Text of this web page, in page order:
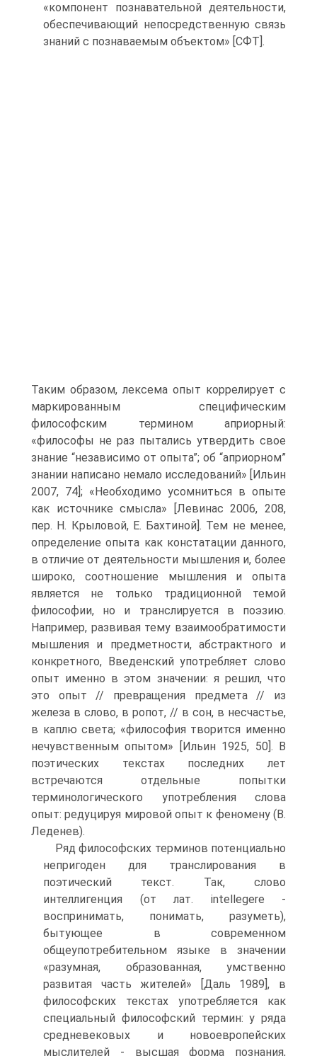
«компонент познавательной деятельности,
обеспечивающий непосредственную связь
знаний с познаваемым объектом» [СФТ].
Таким образом, лексема опыт коррелирует с
маркированным специфическим
философским термином априорный:
«философы не раз пытались утвердить свое
знание “независимо от опыта”; об “априорном”
знании написано немало исследований» [Ильин
2007, 74]; «Необходимо усомниться в опыте
как источнике смысла» [Левинас 2006, 208,
пер. Н. Крыловой, Е. Бахтиной]. Тем не менее,
определение опыта как констатации данного,
в отличие от деятельности мышления и, более
широко, соотношение мышления и опыта
является не только традиционной темой
философии, но и транслируется в поэзию.
Например, развивая тему взаимообратимости
мышления и предметности, абстрактного и
конкретного, Введенский употребляет слово
опыт именно в этом значении: я решил, что
это опыт // превращения предмета // из
железа в слово, в ропот, // в сон, в несчастье,
в каплю света; «философия творится именно
нечувственным опытом» [Ильин 1925, 50]. В
поэтических текстах последних лет
встречаются отдельные попытки
терминологического употребления слова
опыт: редуцируя мировой опыт к феномену (В.
Леденев).
Ряд философских терминов потенциально
непригоден для транслирования в
поэтический текст. Так, слово
интеллигенция (от лат. intellegere -
воспринимать, понимать, разуметь),
бытующее в современном
общеупотребительном языке в значении
«разумная, образованная, умственно
развитая часть жителей» [Даль 1989], в
философских текстах употребляется как
специальный философский термин: у ряда
средневековых и новоевропейских
мыслителей - высшая форма познания,